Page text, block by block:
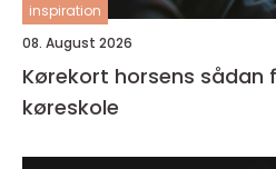
inspiration
08. August 2026
Kørekort horsens sådan finder du den rette
køreskole